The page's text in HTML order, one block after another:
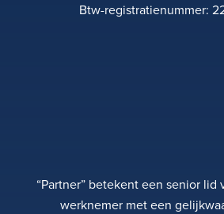
Btw-registratienummer:
“Partner” betekent een senior lid
werknemer met een